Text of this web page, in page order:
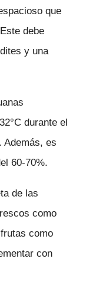
que
debe
y una
durante el
Además, es
60-70%.
de las
como
como
con